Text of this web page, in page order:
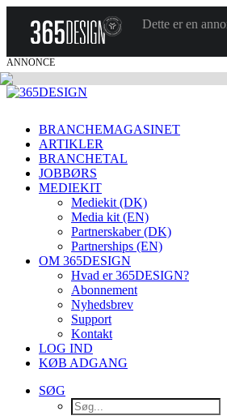
Dette er en
ANNONCE
BRANCHEMAGASINET
ARTIKLER
BRANCHETAL
JOBBØRS
MEDIEKIT
Mediekit (DK)
Media kit (EN)
Partnerskaber (DK)
Partnerships (EN)
OM 365DESIGN
Hvad er 365DESIGN?
Abonnement
Nyhedsbrev
Support
Kontakt
LOG IND
KØB ADGANG
SØG